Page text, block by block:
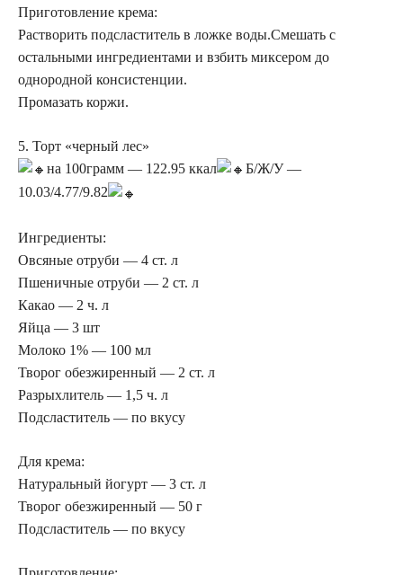
Приготовление крема:
Растворить подсластитель в ложке воды.Смешать с
остальными ингредиентами и взбить миксером до
однородной консистенции.
Промазать коржи.
5. Торт «черный лес»
на 100грамм — 122.95 ккал
Б/Ж/У —
10.03/4.77/9.82
Ингредиенты:
Овсяные отруби — 4 ст. л
Пшеничные отруби — 2 ст. л
Какао — 2 ч. л
Яйца — 3 шт
Молоко 1% — 100 мл
Творог обезжиренный — 2 ст. л
Разрыхлитель — 1,5 ч. л
Подсластитель — по вкусу
Для крема:
Натуральный йогурт — 3 ст. л
Творог обезжиренный — 50 г
Подсластитель — по вкусу